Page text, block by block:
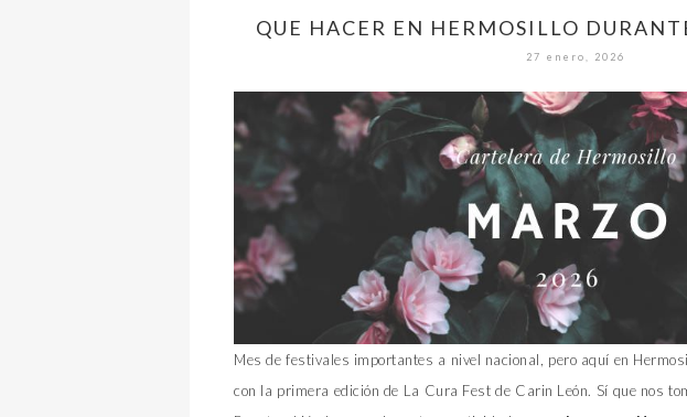
QUE HACER EN HERMOSILLO
27 enero, 2026
Mes de festivales importantes a nivel nacional, pero aquí en
con la primera edición de La Cura Fest de Carin León. Sí que nos